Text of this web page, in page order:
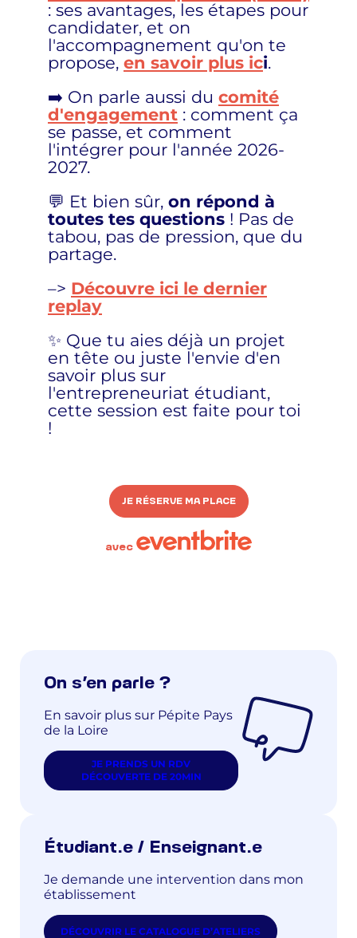
: ses avantages, les étapes pour
candidater, et on
l'accompagnement qu'on te
propose, en savoir plus ici.
➡️ On parle aussi du comité
d'engagement : comment ça
se passe, et comment
l'intégrer pour l'année 2026-
2027.
💬 Et bien sûr, on répond à
toutes tes questions ! Pas de
tabou, pas de pression, que du
partage.
–> Découvre ici le dernier
replay
✨ Que tu aies déjà un projet
en tête ou juste l'envie d'en
savoir plus sur
l'entrepreneuriat étudiant,
cette session est faite pour toi
!
JE RÉSERVE MA PLACE
avec
On s’en parle ?
En savoir plus sur Pépite Pays
de la Loire
JE PRENDS UN RDV
DÉCOUVERTE DE 20MIN
Étudiant.e / Enseignant.e
Je demande une intervention dans mon
établissement
DÉCOUVRIR LE CATALOGUE D’ATELIERS